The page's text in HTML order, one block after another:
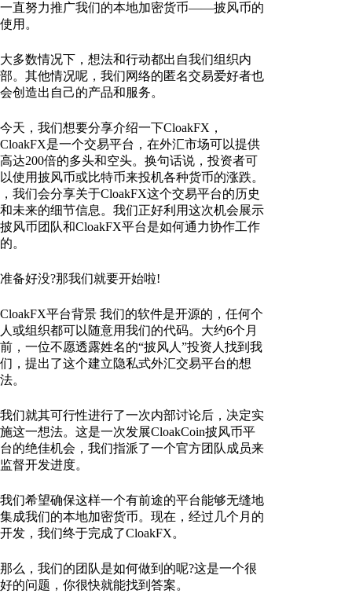
一直努力推广我们的本地加密货币——披风币的
使用。
大多数情况下，想法和行动都出自我们组织内
部。其他情况呢，我们网络的匿名交易爱好者也
会创造出自己的产品和服务。
今天，我们想要分享介绍一下CloakFX，
CloakFX是一个交易平台，在外汇市场可以提供
高达200倍的多头和空头。换句话说，投资者可
以使用披风币或比特币来投机各种货币的涨跌。
，我们会分享关于CloakFX这个交易平台的历史
和未来的细节信息。我们正好利用这次机会展示
披风币团队和CloakFX平台是如何通力协作工作
的。
准备好没?那我们就要开始啦!
CloakFX平台背景 我们的软件是开源的，任何个
人或组织都可以随意用我们的代码。大约6个月
前，一位不愿透露姓名的“披风人”投资人找到我
们，提出了这个建立隐私式外汇交易平台的想
法。
我们就其可行性进行了一次内部讨论后，决定实
施这一想法。这是一次发展CloakCoin披风币平
台的绝佳机会，我们指派了一个官方团队成员来
监督开发进度。
我们希望确保这样一个有前途的平台能够无缝地
集成我们的本地加密货币。现在，经过几个月的
开发，我们终于完成了CloakFX。
那么，我们的团队是如何做到的呢?这是一个很
好的问题，你很快就能找到答案。